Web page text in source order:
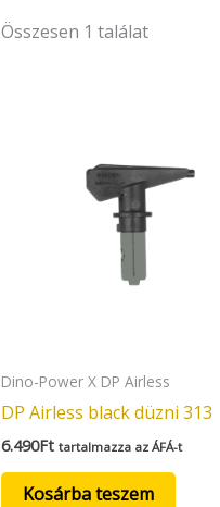
Összesen 1 találat
Dino-Power X DP Airless
DP Airless black düzni 313
6.490Ft tartalmazza az ÁFÁ-t
Kosárba teszem